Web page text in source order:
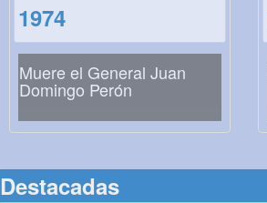
1974
Muere el General Juan
Domingo Perón
Destacadas